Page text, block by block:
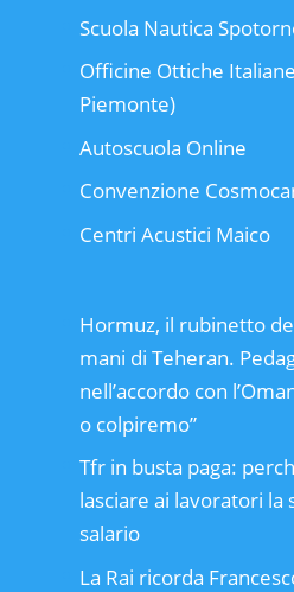
Scuola Nautica
Officine Ottiche
Piemonte)
Autoscuola Online
Convenzione
Centri Acustici Maico
Hormuz, il rubinetto
mani di Teheran.
nell’accordo con
o colpiremo”
Tfr in busta paga:
lasciare ai lavoratori la
salario
La Rai ricorda